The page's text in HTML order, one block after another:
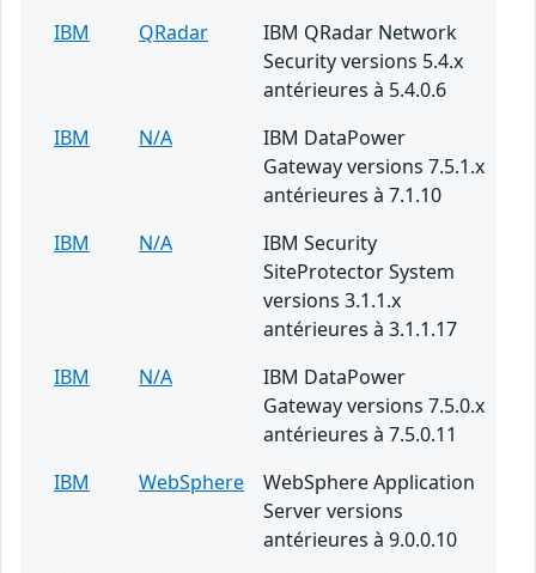
IBM
QRadar
IBM QRadar Network
Security versions 5.4.x
antérieures à 5.4.0.6
IBM
N/A
IBM DataPower
Gateway versions 7.5.1.x
antérieures à 7.1.10
IBM
N/A
IBM Security
SiteProtector System
versions 3.1.1.x
antérieures à 3.1.1.17
IBM
N/A
IBM DataPower
Gateway versions 7.5.0.x
antérieures à 7.5.0.11
IBM
WebSphere
WebSphere Application
Server versions
antérieures à 9.0.0.10